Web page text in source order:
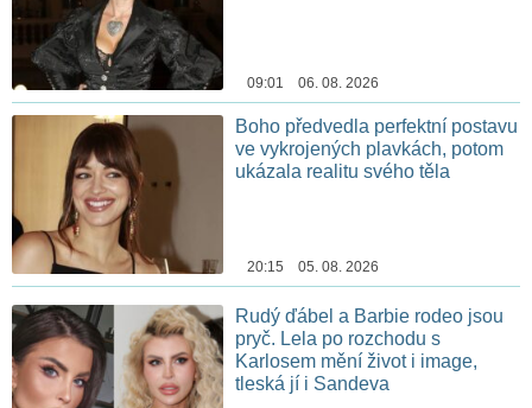
09:01 06. 08. 2026
Boho předvedla perfektní postavu
ve vykrojených plavkách, potom
ukázala realitu svého těla
20:15 05. 08. 2026
Rudý ďábel a Barbie rodeo jsou
pryč. Lela po rozchodu s
Karlosem mění život i image,
tleská jí i Sandeva